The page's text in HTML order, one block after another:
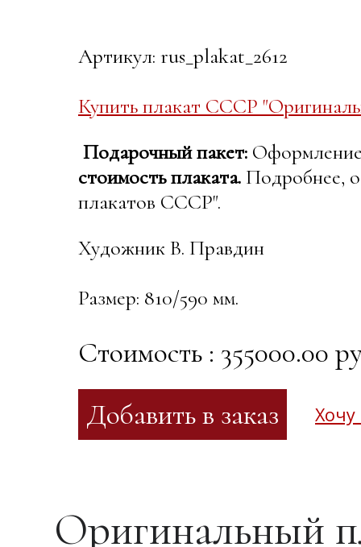
Артикул: rus_plakat_2612
Купить плакат СССР
Подарочный пакет: Оформление
стоимость плаката. Подробнее,
плакатов СССР".
Художник В. Правдин
Размер: 810/590 мм.
Стоимость : 355000.00
Хочу
Оригинальный